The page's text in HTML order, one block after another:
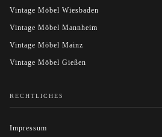
Vintage Möbel Wiesbaden
Vintage Möbel Mannheim
Vintage Möbel Mainz
Vintage Möbel Gießen
RECHTLICHES
Impressum